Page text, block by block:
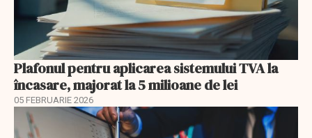
Plafonul pentru aplicarea sistemului TVA la
încasare, majorat la 5 milioane de lei
05 FEBRUARIE 2026